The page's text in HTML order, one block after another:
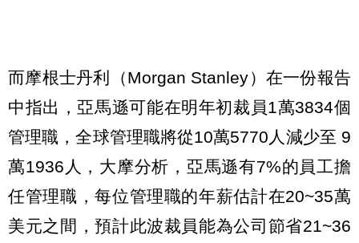
而摩根士丹利（Morgan Stanley）在一份報告
中指出，亞馬遜可能在明年初裁員1萬3834個
管理職，全球管理職將從10萬5770人減少至 9
萬1936人，大摩分析，亞馬遜有7%的員工擔
任管理職，每位管理職的年薪估計在20~35萬
美元之間，預計此波裁員能為公司節省21~36